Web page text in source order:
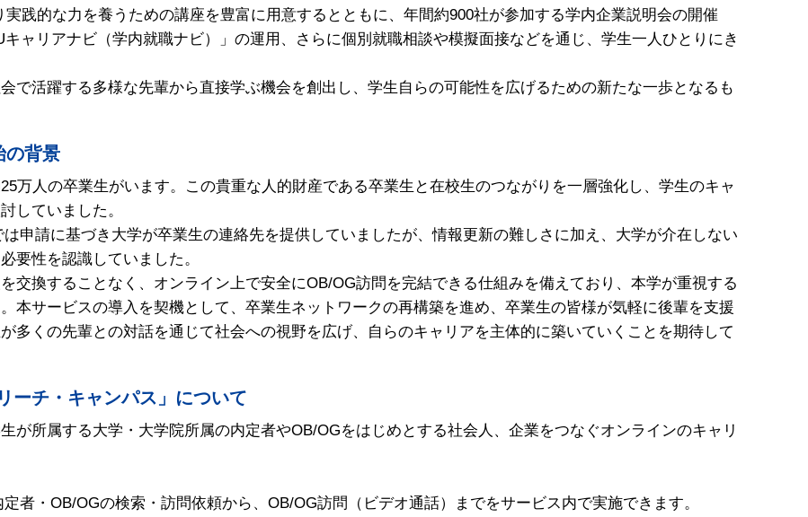
践的な力を養うための講座を豊富に用意するとともに、年間約900社が参加する学内企業説明会の開催
ャリアナビ（学内就職ナビ）」の運用、さらに個別就職相談や模擬面接などを通じ、学生一人ひとりにき
で活躍する多様な先輩から直接学ぶ機会を創出し、学生自らの可能性を広げるための新たな一歩となるも
の背景
万人の卒業生がいます。この貴重な人的財産である卒業生と在校生のつながりを一層強化し、学生のキャ
していました。
申請に基づき大学が卒業生の連絡先を提供していましたが、情報更新の難しさに加え、大学が介在しない
要性を認識していました。
交換することなく、オンライン上で安全にOB/OG訪問を完結できる仕組みを備えており、本学が重視する
本サービスの導入を契機として、卒業生ネットワークの再構築を進め、卒業生の皆様が気軽に後輩を支援
多くの先輩との対話を通じて社会への視野を広げ、自らのキャリアを主体的に築いていくことを期待して
ーチ・キャンパス」について
が所属する大学・大学院所属の内定者やOB/OGをはじめとする社会人、企業をつなぐオンラインのキャリ
者・OB/OGの検索・訪問依頼から、OB/OG訪問（ビデオ通話）までをサービス内で実施できます。